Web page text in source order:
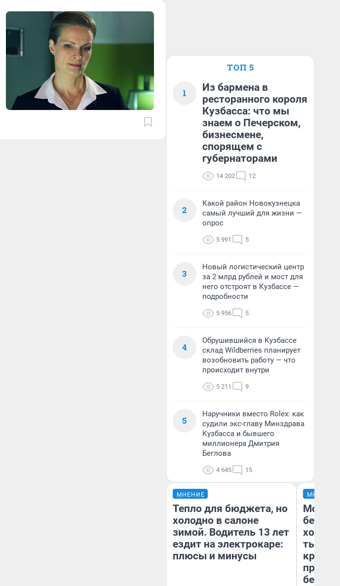
ТОП 5
1
Из бармена в
ресторанного короля
Кузбасса: что мы
знаем о Печерском,
бизнесмене,
спорящем с
губернаторами
14 202 12
2
Какой район Новокузнецка
самый лучший для жизни —
опрос
5 991 5
3
Новый логистический центр
за 2 млрд рублей и мост для
него отстроят в Кузбассе —
подробности
5 956 5
4
Обрушившийся в Кузбассе
склад Wildberries планирует
возобновить работу — что
происходит внутри
5 211 9
5
Наручники вместо Rolex: как
судили экс-главу Минздрава
Кузбасса и бывшего
миллионера Дмитрия
Беглова
4 645 15
МНЕНИЕ
Тепло для бюджета, но
холодно в салоне
зимой. Водитель 13 лет
ездит на электрокаре:
плюсы и минусы
МНЕНИЕ
Мой
хотела
тысяч,